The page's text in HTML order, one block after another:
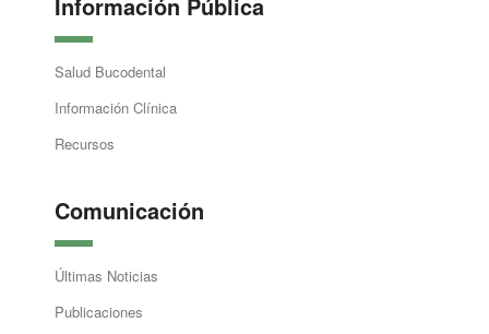
Salud Bucodental
Información Clínica
Recursos
Comunicación
Últimas Noticias
Publicaciones